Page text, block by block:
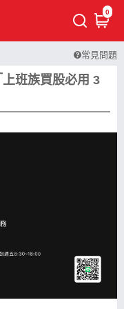
0
常見問題
班族買股必用 3